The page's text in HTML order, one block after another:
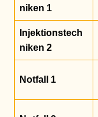
niken 1
Injektionstech
niken 2
Notfall 1